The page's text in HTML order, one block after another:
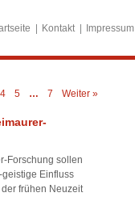
Kontakt Impressum
4 5 … 7 Weiter »
Forschung sollen
geistige Einfluss
frühen Neuzeit